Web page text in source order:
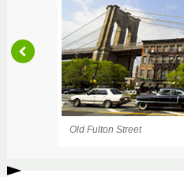
Old Fulton Street
Parque Brooklyn